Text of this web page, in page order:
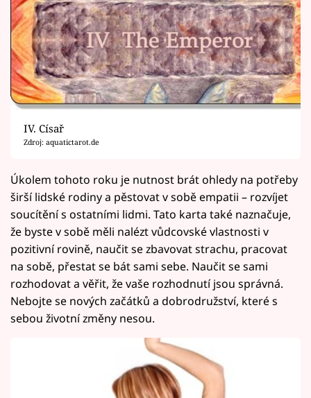
IV. Císař
Zdroj: aquatictarot.de
Úkolem tohoto roku je nutnost brát ohledy na potřeby
širší lidské rodiny a pěstovat v sobě empatii – rozvíjet
soucítění s ostatními lidmi. Tato karta také naznačuje,
že byste v sobě měli nalézt vůdcovské vlastnosti v
pozitivní rovině, naučit se zbavovat strachu, pracovat
na sobě, přestat se bát sami sebe. Naučit se sami
rozhodovat a věřit, že vaše rozhodnutí jsou správná.
Nebojte se nových začátků a dobrodružství, které s
sebou životní změny nesou.